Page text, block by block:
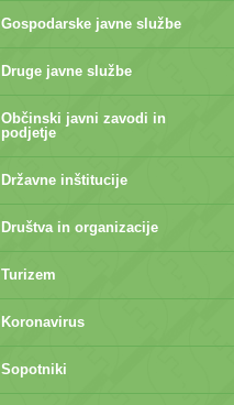
Gospodarske javne službe
Druge javne službe
Občinski javni zavodi in
podjetje
Državne inštitucije
Društva in organizacije
Turizem
Koronavirus
Sopotniki